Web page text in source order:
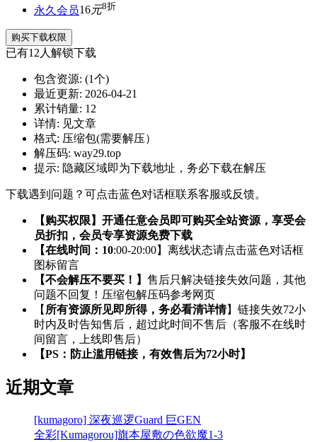
永久会员16元8折
购买下载权限
已有12人解锁下载
包含资源: (1个)
最近更新: 2026-04-21
累计销量: 12
详情: 见文章
格式: 压缩包(需要解压）
解压码: way29.top
提示: 隐藏区域即为下载地址，务必下载在解压
下载遇到问题？可点击蓝色对话框联系客服或反馈。
【购买权限】开通任意会员即可购买全站资源，享受会
员折扣，会员专享资源免费下载
【在线时间：10:00-20:00】离线状态请点击蓝色对话框
图标留言
【不会解压不要买！】 售后只解决链接失效问题，其他
问题不回复！压缩包解压码参考网页
【 所有资源所见即所得，务必看清详情】链接失效72小
时内及时告知售后，超过此时间不售后（客服不在线时
间留言，上线即售后）
【PS：防止滥用链接，有效售后为72小时】
近期文章
[kumagoro] 深夜巡逻Guard 巨GEN
全彩[Kumagorou]旗本屋敷の色欲魔1-3